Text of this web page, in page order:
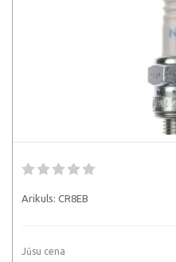
Arikuls: CR8EB
Jūsu cena